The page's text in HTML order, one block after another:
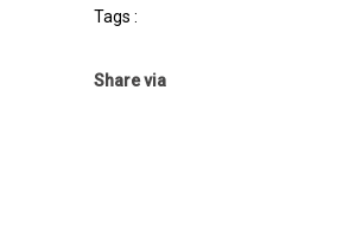
Tags :
Share via